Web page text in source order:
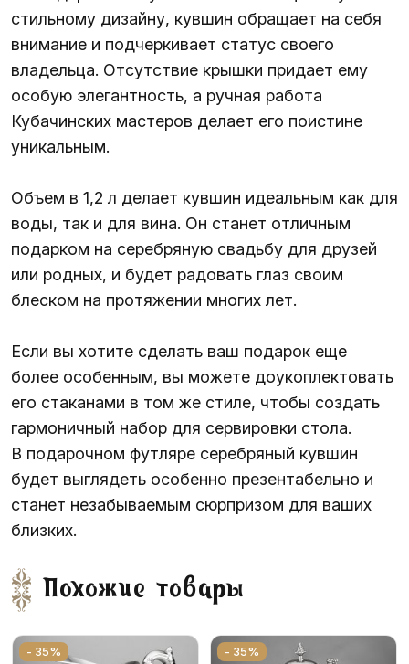
стильному дизайну, кувшин обращает на себя
внимание и подчеркивает статус своего
владельца. Отсутствие крышки придает ему
особую элегантность, а ручная работа
Кубачинских мастеров делает его поистине
уникальным.
Объем в 1,2 л делает кувшин идеальным как для
воды, так и для вина. Он станет отличным
подарком на серебряную свадьбу для друзей
или родных, и будет радовать глаз своим
блеском на протяжении многих лет.
Если вы хотите сделать ваш подарок еще
более особенным, вы можете доукоплектовать
его стаканами в том же стиле, чтобы создать
гармоничный набор для сервировки стола.
В подарочном футляре серебряный кувшин
будет выглядеть особенно презентабельно и
станет незабываемым сюрпризом для ваших
близких.
Похожие товары
- 35% - 35%